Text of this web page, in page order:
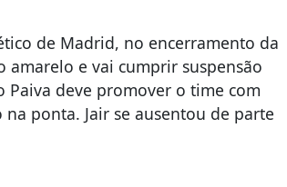
de Madrid, no encerramento da
amarelo e vai cumprir suspensão
Paiva deve promover o time com
ponta. Jair se ausentou de parte